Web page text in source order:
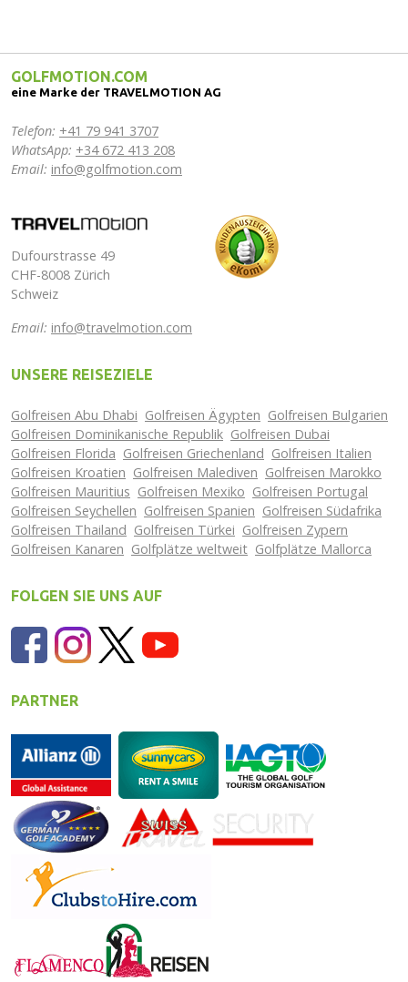
GOLFMOTION.COM
eine Marke der TRAVELMOTION AG
Telefon: +41 79 941 3707
WhatsApp: +34 672 413 208
Email: info@golfmotion.com
Dufourstrasse 49
CHF-8008 Zürich
Schweiz
Email: info@travelmotion.com
UNSERE REISEZIELE
Golfreisen Abu Dhabi Golfreisen Ägypten Golfreisen Bulgarien
Golfreisen Dominikanische Republik Golfreisen Dubai
Golfreisen Florida Golfreisen Griechenland Golfreisen Italien
Golfreisen Kroatien Golfreisen Malediven Golfreisen Marokko
Golfreisen Mauritius Golfreisen Mexiko Golfreisen Portugal
Golfreisen Seychellen Golfreisen Spanien Golfreisen Südafrika
Golfreisen Thailand Golfreisen Türkei Golfreisen Zypern
Golfreisen Kanaren Golfplätze weltweit Golfplätze Mallorca
FOLGEN SIE UNS AUF
PARTNER